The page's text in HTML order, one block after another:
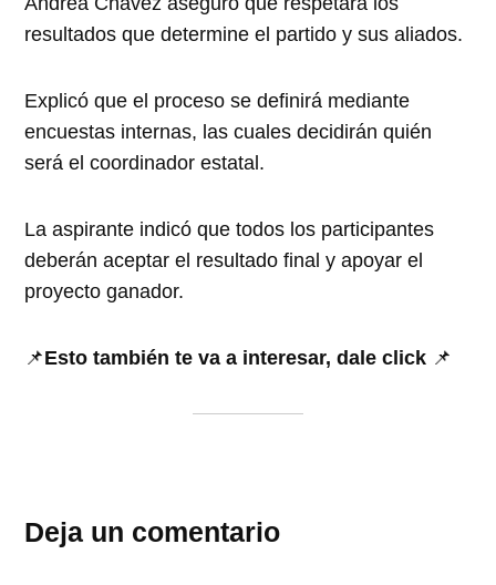
resultados que determine el partido y sus aliados.
Explicó que el proceso se definirá mediante
encuestas internas, las cuales decidirán quién
será el coordinador estatal.
La aspirante indicó que todos los participantes
deberán aceptar el resultado final y apoyar el
proyecto ganador.
📌Esto también te va a interesar, dale click 📌
Deja un comentario